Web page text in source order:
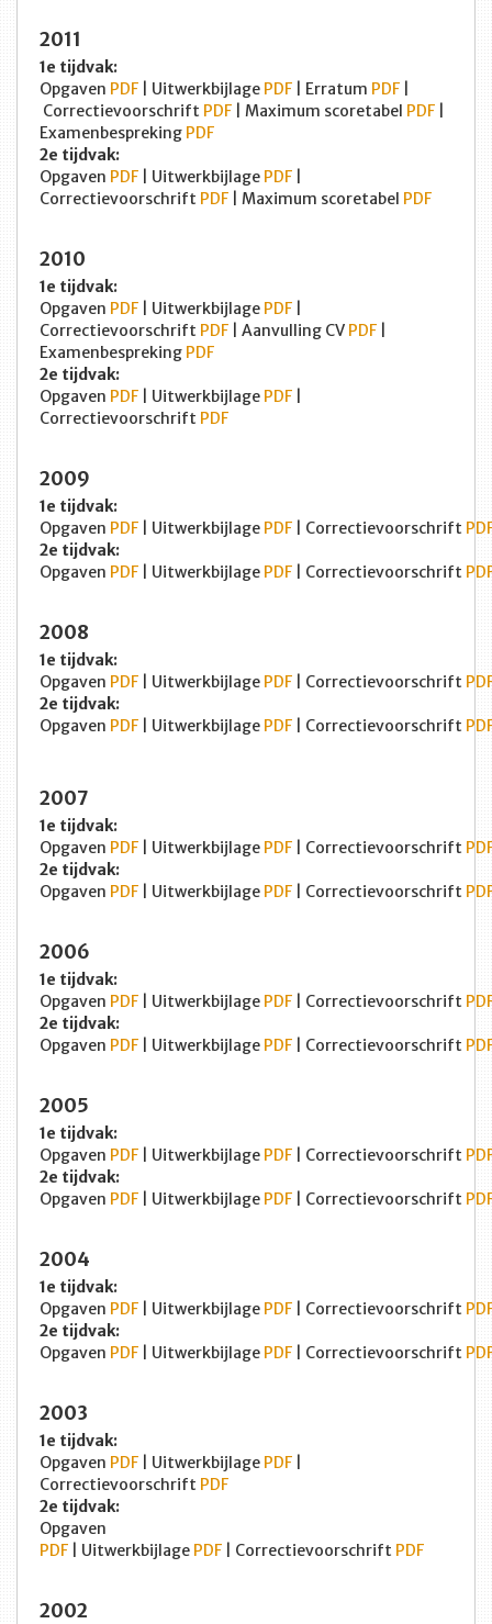
2011
1e tijdvak:
Opgaven PDF | Uitwerkbijlage PDF | Erratum PDF
Correctievoorschrift PDF | Maximum scoretabel PDF
Examenbespreking PDF
2e tijdvak:
Opgaven PDF | Uitwerkbijlage PDF
Correctievoorschrift PDF | Maximum scoretabel PDF
2010
1e tijdvak:
Opgaven PDF | Uitwerkbijlage PDF
Correctievoorschrift PDF | Aanvulling CV PDF
Examenbespreking PDF
2e tijdvak:
Opgaven PDF | Uitwerkbijlage PDF
Correctievoorschrift PDF
2009
1e tijdvak:
Opgaven PDF | Uitwerkbijlage PDF | Correctievoorschrift
2e tijdvak:
Opgaven PDF | Uitwerkbijlage PDF | Correctievoorschrift
2008
1e tijdvak:
Opgaven PDF | Uitwerkbijlage PDF | Correctievoorschrift
2e tijdvak:
Opgaven PDF | Uitwerkbijlage PDF | Correctievoorschrift
2007
1e tijdvak:
Opgaven PDF | Uitwerkbijlage PDF | Correctievoorschrift
2e tijdvak:
Opgaven PDF | Uitwerkbijlage PDF | Correctievoorschrift
2006
1e tijdvak:
Opgaven PDF | Uitwerkbijlage PDF | Correctievoorschrift
2e tijdvak:
Opgaven PDF | Uitwerkbijlage PDF | Correctievoorschrift
2005
1e tijdvak:
Opgaven PDF | Uitwerkbijlage PDF | Correctievoorschrift
2e tijdvak:
Opgaven PDF | Uitwerkbijlage PDF | Correctievoorschrift
2004
1e tijdvak:
Opgaven PDF | Uitwerkbijlage PDF | Correctievoorschrift
2e tijdvak:
Opgaven PDF | Uitwerkbijlage PDF | Correctievoorschrift
2003
1e tijdvak:
Opgaven PDF | Uitwerkbijlage PDF
Correctievoorschrift PDF
2e tijdvak:
Opgaven
PDF | Uitwerkbijlage PDF | Correctievoorschrift PDF
2002